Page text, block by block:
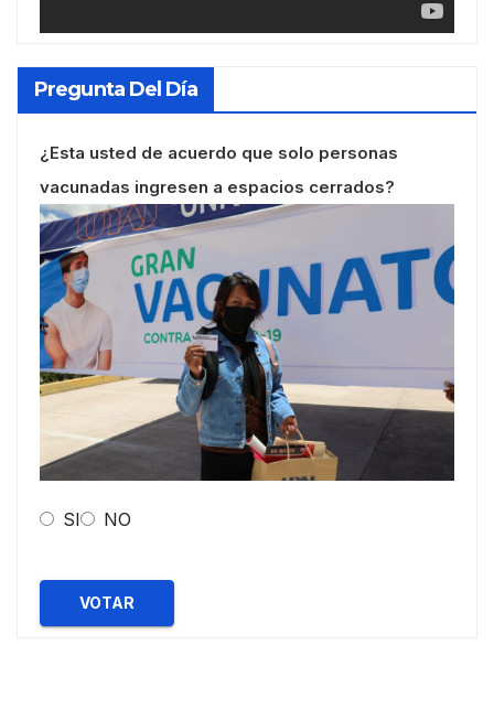
Pregunta Del Día
¿Esta usted de acuerdo que solo personas
vacunadas ingresen a espacios cerrados?
SI NO
VOTAR